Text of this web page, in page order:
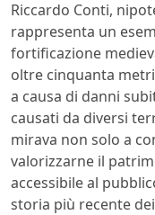
Riccardo Conti,
rappresenta un
fortificazione
oltre cinquanta
a causa di danni
causati da diversi
mirava non solo a
valorizzarne il
accessibile al
storia più recente